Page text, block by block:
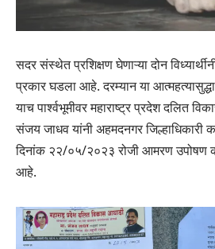
सदर संस्थेत प्रशिक्षण घेणाऱ्या दोन
प्रकार घडला आहे. दरम्यान या
याच पार्श्वभूमीवर महाराष्ट्र प्रदेश दलित
संजय जाधव यांनी अहमदनगर जिल्हाधिकारी
दिनांक २२/०५/२०२३ रोजी आमरण उपोषण
आहे.